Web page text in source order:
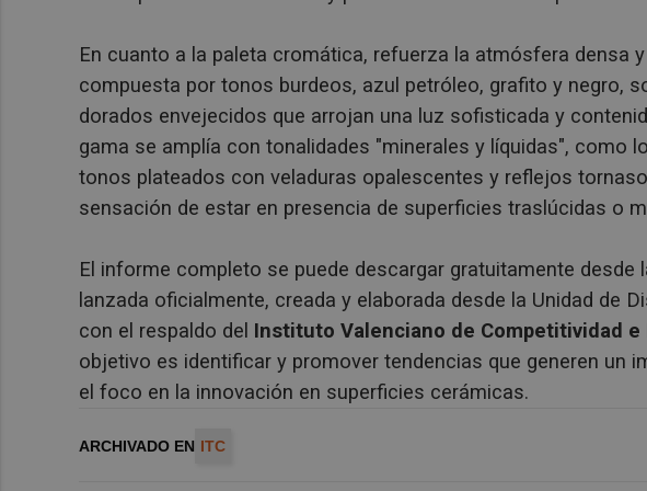
En cuanto a la paleta cromática, refuerza la atmósfera densa
compuesta por tonos burdeos, azul petróleo, grafito y negro,
dorados envejecidos que arrojan una luz sofisticada y
gama se amplía con tonalidades "minerales y líquidas", como
tonos plateados con veladuras opalescentes y reflejos
sensación de estar en presencia de superficies traslúcidas o
El informe completo se puede descargar gratuitamente desde
lanzada oficialmente, creada y elaborada desde la Unidad de
con el respaldo del Instituto Valenciano de Competitividad e
objetivo es identificar y promover tendencias que generen un
el foco en la innovación en superficies cerámicas.
ARCHIVADO EN ITC